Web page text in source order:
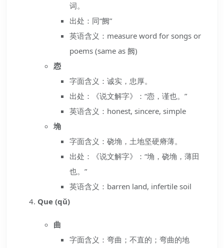
词。
出处：同“阙”
英语含义：measure word for songs or
poems (same as 阙)
悫
字面含义：诚实，忠厚。
出处：《说文解字》：“悫，谨也。”
英语含义：honest, sincere, simple
埆
字面含义：硗埆，土地坚硬瘠薄。
出处：《说文解字》：“埆，硗埆，薄田
也。”
英语含义：barren land, infertile soil
Que (qǔ)
曲
字面含义：弯曲；不直的；弯曲的地